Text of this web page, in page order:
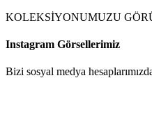
KOLEKSİYONUMUZU
Instagram Görsellerimiz
Bizi sosyal medya